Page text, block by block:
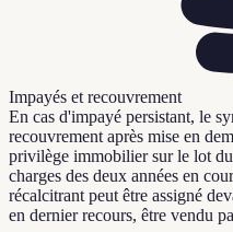
Impayés et recouvrement
En cas d'impayé persistant, le
recouvrement après mise en
privilège immobilier sur le lot
charges des deux années en
récalcitrant peut être assigné
en dernier recours, être vendu